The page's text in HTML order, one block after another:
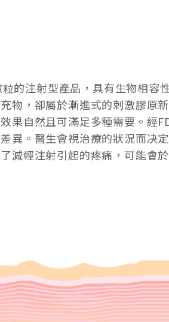
的注射型產品，具有生物相
物，卻屬於漸進式的刺激膠原
果自然且可滿足多種需要。經
異。醫生會視治療的狀況而决
減輕注射引起的疼痛，可能會